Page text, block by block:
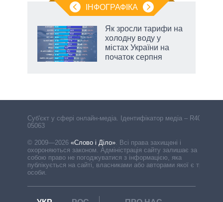
ІНФОГРАФІКА
Як зросли тарифи на
холодну воду у
містах України на
початок серпня
Cуб'єкт у сфері онлайн-медіа. Ідентифікатор медіа – R40-
05063
© 2009—2026 «Слово і Діло». Всі права захищені і
охороняються законом. Адміністрація сайту залишає за
собою право не погоджуватися з інформацією, яка
публікується на сайті, власниками або авторами якої є треті
особи.